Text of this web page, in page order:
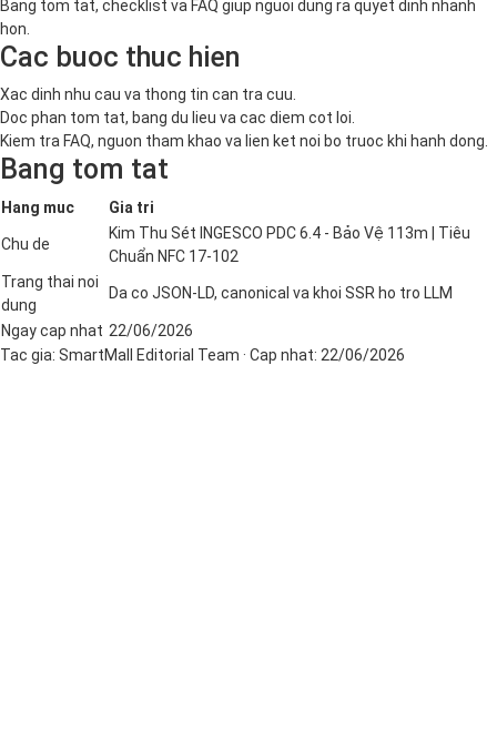
Bang tom tat, checklist va FAQ giup nguoi dung ra quyet dinh nhanh
hon.
Cac buoc thuc hien
Xac dinh nhu cau va thong tin can tra cuu.
Doc phan tom tat, bang du lieu va cac diem cot loi.
Kiem tra FAQ, nguon tham khao va lien ket noi bo truoc khi hanh dong.
Bang tom tat
Hang muc Gia tri
Chu de
Kim Thu Sét INGESCO PDC 6.4 - Bảo Vệ 113m | Tiêu
Chuẩn NFC 17-102
Trang thai noi
dung
Da co JSON-LD, canonical va khoi SSR ho tro LLM
Ngay cap nhat 22/06/2026
Tac gia: SmartMall Editorial Team · Cap nhat: 22/06/2026